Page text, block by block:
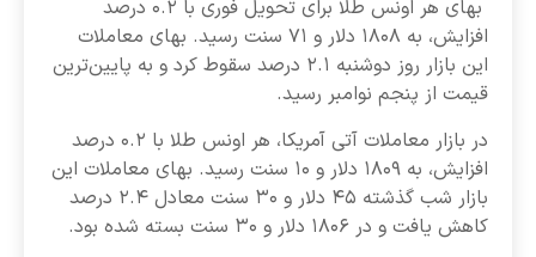
بهای هر اونس طلا برای تحویل فوری با ۰.۲ درصد
افزایش، به ۱۸۰۸ دلار و ۷۱ سنت رسید. بهای معاملات
این بازار روز دوشنبه ۲.۱ درصد سقوط کرد و به پایین‌ترین
قیمت از پنجم نوامبر رسید.
در بازار معاملات آتی آمریکا، هر اونس طلا با ۰.۲ درصد
افزایش، به ۱۸۰۹ دلار و ۱۰ سنت رسید. بهای معاملات این
بازار شب گذشته ۴۵ دلار و ۳۰ سنت معادل ۲.۴ درصد
کاهش یافت و در ۱۸۰۶ دلار و ۳۰ سنت بسته شده بود.